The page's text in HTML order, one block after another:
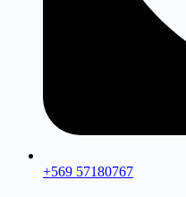
+569 57180767